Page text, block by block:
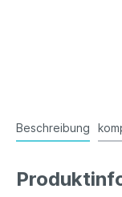
Beschreibung